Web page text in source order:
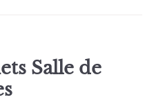
Salle de